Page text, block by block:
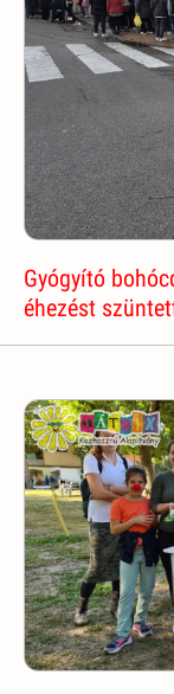
Gyógyító
éhezést